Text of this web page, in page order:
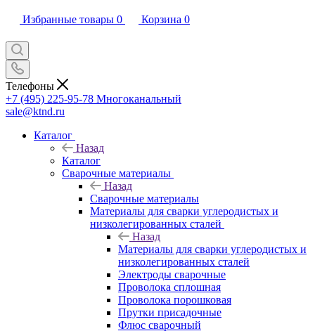
Избранные товары 0 Корзина 0
Телефоны
+7 (495) 225-95-78 Многоканальный
sale@ktnd.ru
Каталог
Назад
Каталог
Сварочные материалы
Назад
Сварочные материалы
Материалы для сварки углеродистых и
низколегированных сталей
Назад
Материалы для сварки углеродистых и
низколегированных сталей
Электроды сварочные
Проволока сплошная
Проволока порошковая
Прутки присадочные
Флюс сварочный